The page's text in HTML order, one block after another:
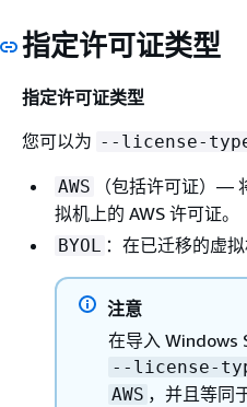
指定许可证类型
指定许可证类型
您可以为 --license-
AWS
（包括许可证）—
拟机上的 AWS 许可证。
BYOL ：在已迁移的虚
注意
在导入 Windows
--license-
AWS ，并且等同